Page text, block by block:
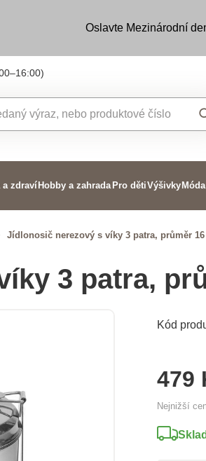
Oslavte Mezinárodní
a zdraví Hobby a zahrada Pro dětiVýšivky
Jídlonosič nerezový s víky 3 patra, průměr 16
3 patra,
Kód
479
Nejnižší